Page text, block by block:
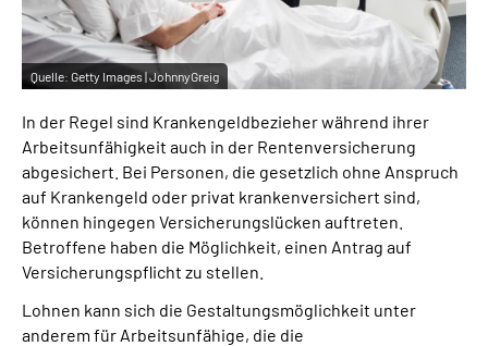
Mein Kundenportal
Quelle: Getty Images | JohnnyGreig
In der Regel sind Krankengeldbezieher während ihrer
Arbeitsunfähigkeit auch in der Rentenversicherung
abgesichert. Bei Personen, die gesetzlich ohne Anspruch
auf Krankengeld oder privat krankenversichert sind,
können hingegen Versicherungslücken auftreten.
Betroffene haben die Möglichkeit, einen Antrag auf
Versicherungspflicht zu stellen.
Lohnen kann sich die Gestaltungsmöglichkeit unter
anderem für Arbeitsunfähige, die die